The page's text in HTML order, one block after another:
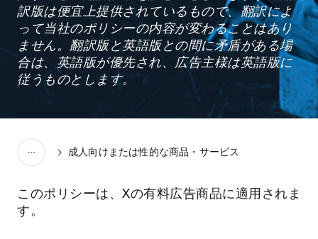
訳版は便宜上提供されているもので、翻訳によ
って当社のポリシーの内容が変わることはあり
ません。翻訳版と英語版との間に矛盾がある場
合は、英語版が優先され、広告主様は英語版に
従うものとします。
成人向けまたは性的な商品・サービス
このポリシーは、Xの有料広告商品に適用されま
す。